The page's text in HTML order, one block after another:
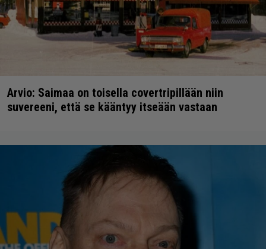
Arvio: Saimaa on toisella covertripillään niin
suvereeni, että se kääntyy itseään vastaan